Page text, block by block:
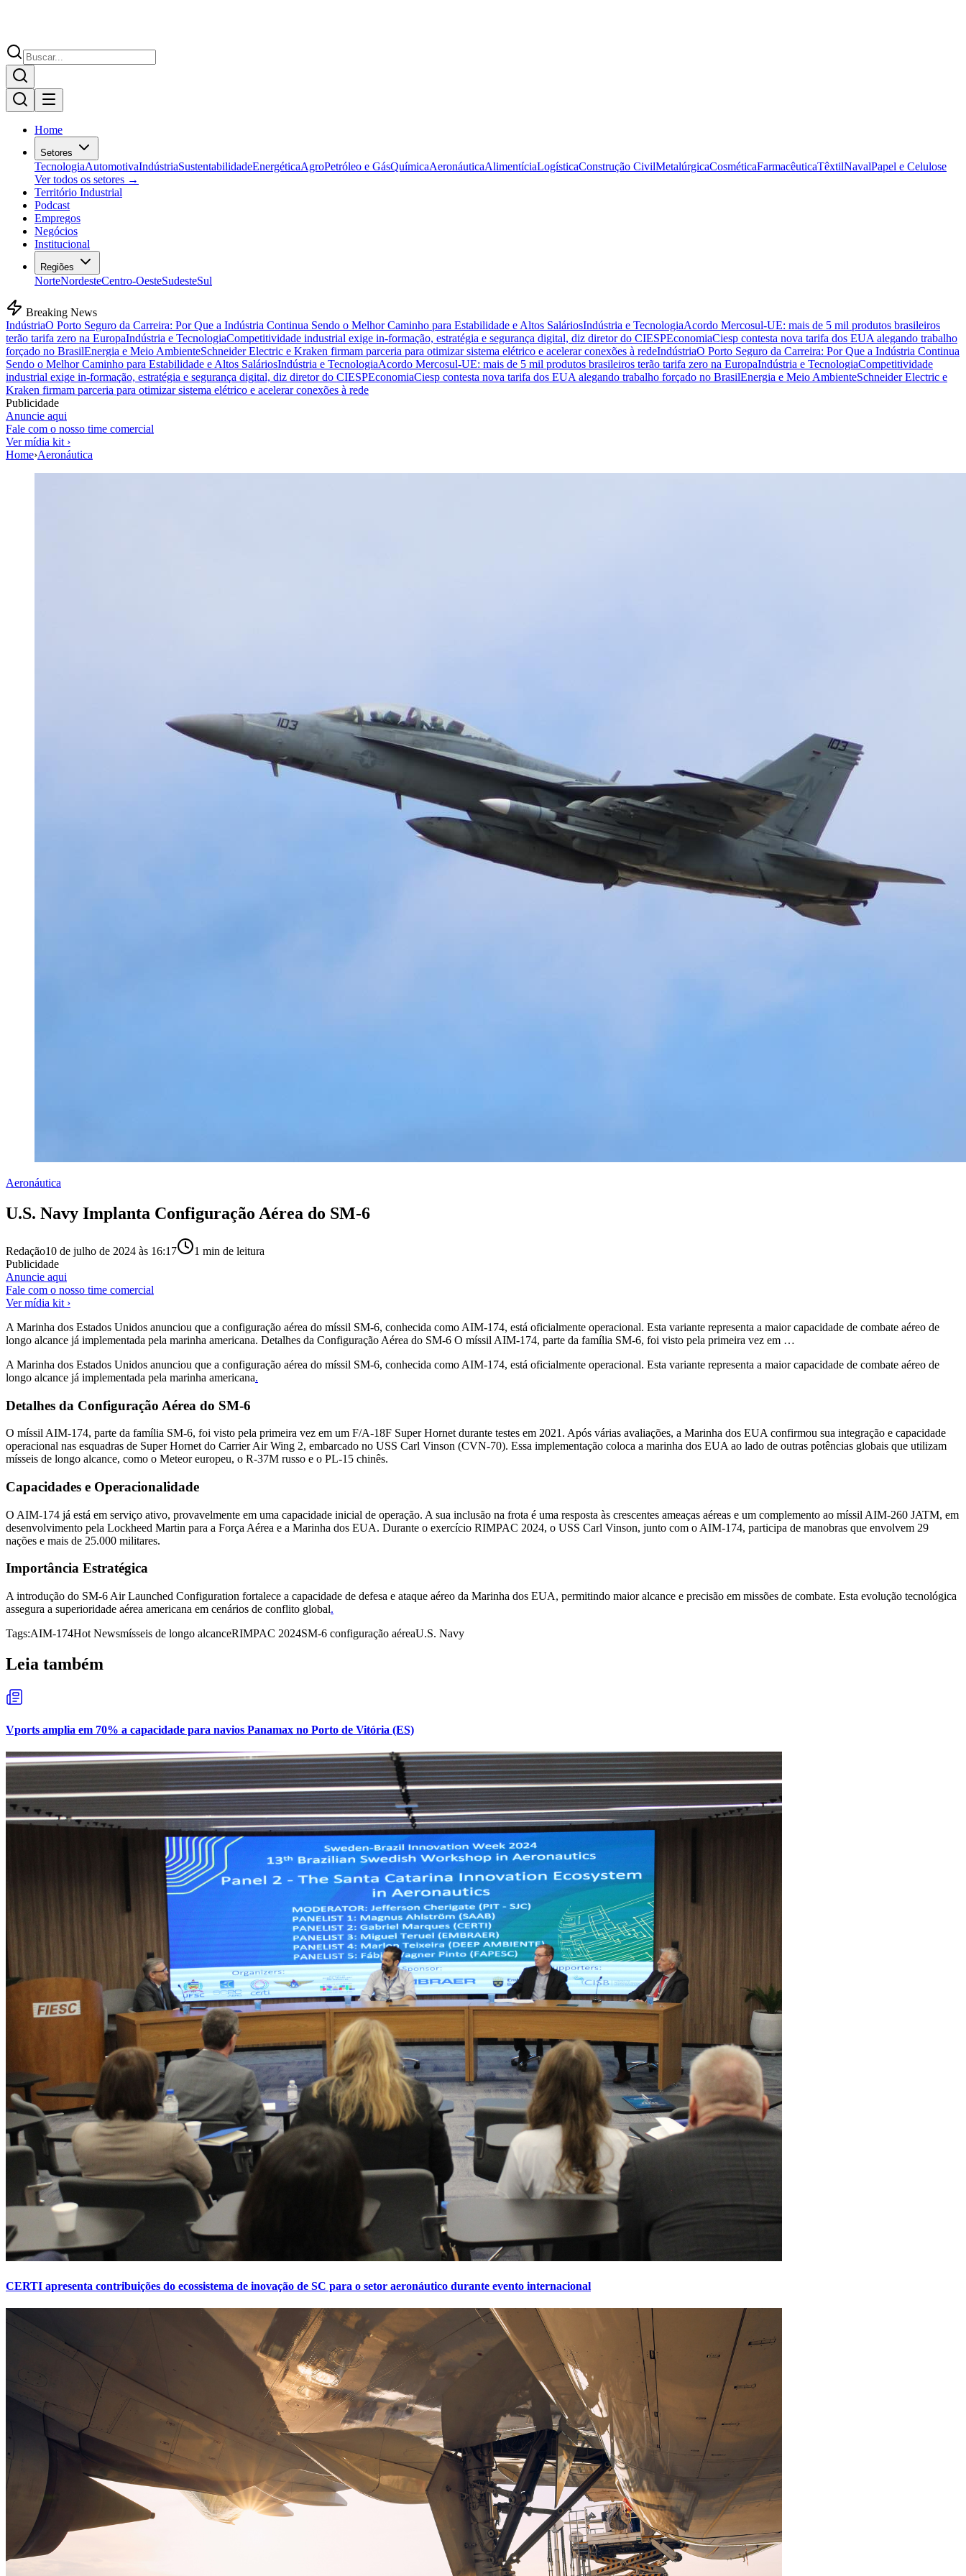
Home
Setores
TecnologiaAutomotivaIndústriaSustentabilidadeEnergéticaAgroPetróleo e GásQuímicaAeronáuticaAlimentíciaLogísticaConstrução CivilMetalúrgicaCosméticaFarmacêuticaTêxtilNavalPapel e Celulose
Ver todos os setores →
Território Industrial
Podcast
Empregos
Negócios
Institucional
Regiões
NorteNordesteCentro-OesteSudesteSul
Breaking News
IndústriaO Porto Seguro da Carreira: Por Que a Indústria Continua Sendo o Melhor Caminho para Estabilidade e Altos SaláriosIndústria e TecnologiaAcordo Mercosul-UE: mais de 5 mil produtos brasileiros
terão tarifa zero na EuropaIndústria e TecnologiaCompetitividade industrial exige in-formação, estratégia e segurança digital, diz diretor do CIESPEconomiaCiesp contesta nova tarifa dos EUA alegando trabalho
forçado no BrasilEnergia e Meio AmbienteSchneider Electric e Kraken firmam parceria para otimizar sistema elétrico e acelerar conexões à redeIndústriaO Porto Seguro da Carreira: Por Que a Indústria Continua
Sendo o Melhor Caminho para Estabilidade e Altos SaláriosIndústria e TecnologiaAcordo Mercosul-UE: mais de 5 mil produtos brasileiros terão tarifa zero na EuropaIndústria e TecnologiaCompetitividade
industrial exige in-formação, estratégia e segurança digital, diz diretor do CIESPEconomiaCiesp contesta nova tarifa dos EUA alegando trabalho forçado no BrasilEnergia e Meio AmbienteSchneider Electric e
Kraken firmam parceria para otimizar sistema elétrico e acelerar conexões à rede
Publicidade
Anuncie aqui
Fale com o nosso time comercial
Ver mídia kit ›
Home›Aeronáutica
Aeronáutica
U.S. Navy Implanta Configuração Aérea do SM-6
Redação10 de julho de 2024 às 16:17 1 min de leitura
Publicidade
Anuncie aqui
Fale com o nosso time comercial
Ver mídia kit ›
A Marinha dos Estados Unidos anunciou que a configuração aérea do míssil SM-6, conhecida como AIM-174, está oficialmente operacional. Esta variante representa a maior capacidade de combate aéreo de
longo alcance já implementada pela marinha americana. Detalhes da Configuração Aérea do SM-6 O míssil AIM-174, parte da família SM-6, foi visto pela primeira vez em …
A Marinha dos Estados Unidos anunciou que a configuração aérea do míssil SM-6, conhecida como AIM-174, está oficialmente operacional. Esta variante representa a maior capacidade de combate aéreo de
longo alcance já implementada pela marinha americana.
Detalhes da Configuração Aérea do SM-6
O míssil AIM-174, parte da família SM-6, foi visto pela primeira vez em um F/A-18F Super Hornet durante testes em 2021. Após várias avaliações, a Marinha dos EUA confirmou sua integração e capacidade
operacional nas esquadras de Super Hornet do Carrier Air Wing 2, embarcado no USS Carl Vinson (CVN-70). Essa implementação coloca a marinha dos EUA ao lado de outras potências globais que utilizam
mísseis de longo alcance, como o Meteor europeu, o R-37M russo e o PL-15 chinês.
Capacidades e Operacionalidade
O AIM-174 já está em serviço ativo, provavelmente em uma capacidade inicial de operação. A sua inclusão na frota é uma resposta às crescentes ameaças aéreas e um complemento ao míssil AIM-260 JATM, em
desenvolvimento pela Lockheed Martin para a Força Aérea e a Marinha dos EUA. Durante o exercício RIMPAC 2024, o USS Carl Vinson, junto com o AIM-174, participa de manobras que envolvem 29
nações e mais de 25.000 militares.
Importância Estratégica
A introdução do SM-6 Air Launched Configuration fortalece a capacidade de defesa e ataque aéreo da Marinha dos EUA, permitindo maior alcance e precisão em missões de combate. Esta evolução tecnológica
assegura a superioridade aérea americana em cenários de conflito global.
Tags:AIM-174Hot Newsmísseis de longo alcanceRIMPAC 2024SM-6 configuração aéreaU.S. Navy
Leia também
Vports amplia em 70% a capacidade para navios Panamax no Porto de Vitória (ES)
CERTI apresenta contribuições do ecossistema de inovação de SC para o setor aeronáutico durante evento internacional